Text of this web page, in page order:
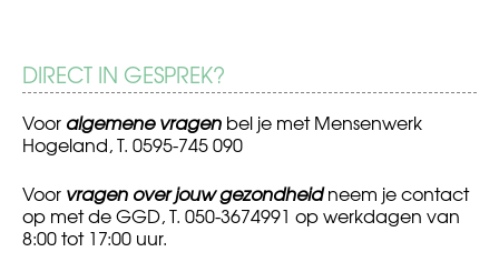
DIRECT IN GESPREK?
Voor algemene vragen bel je met Mensenwerk
Hogeland, T. 0595-745 090
Voor vragen over jouw gezondheidneem je contact
op met de GGD, T. 050-3674991 op werkdagen van
8:00 tot 17:00 uur.